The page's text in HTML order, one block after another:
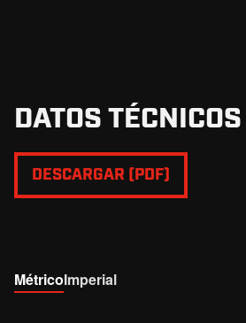
DATOS TÉCNICOS
DESCARGAR (PDF)
MétricoImperial